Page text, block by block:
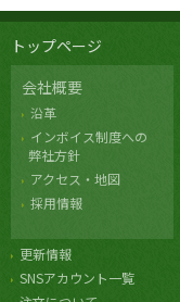
トップページ
会社概要
沿革
インボイス制度への
弊社方針
アクセス・地図
採用情報
更新情報
SNSアカウント一覧